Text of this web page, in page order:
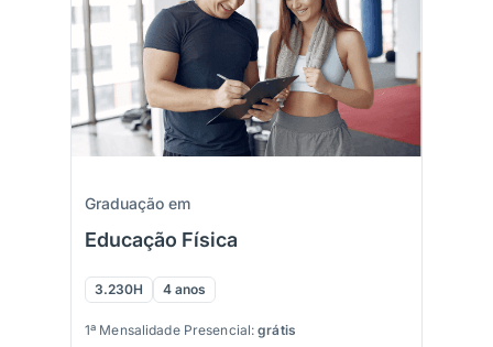
Graduação em
Educação Física
3.230H 4 anos
1ª Mensalidade Presencial:grátis